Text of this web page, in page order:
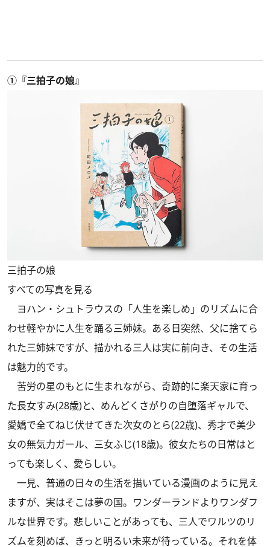
①『三拍子の娘』
三拍子の娘
すべての写真を見る
ヨハン・シュトラウスの「人生を楽しめ」のリズムに合
わせ軽やかに人生を踊る三姉妹。ある日突然、父に捨てら
れた三姉妹ですが、描かれる三人は実に前向き、その生活
は魅力的です。
苦労の星のもとに生まれながら、奇跡的に楽天家に育っ
た長女すみ(28歳)と、めんどくさがりの自堕落ギャルで、
愛嬌で全てねじ伏せてきた次女のとら(22歳)、秀才で美少
女の無気力ガール、三女ふじ(18歳)。彼女たちの日常はと
っても楽しく、愛らしい。
一見、普通の日々の生活を描いている漫画のように見え
ますが、実はそこは夢の国。ワンダーランドよりワンダフ
ルな世界です。悲しいことがあっても、三人でワルツのリ
ズムを刻めば、きっと明るい未来が待っている。それを体